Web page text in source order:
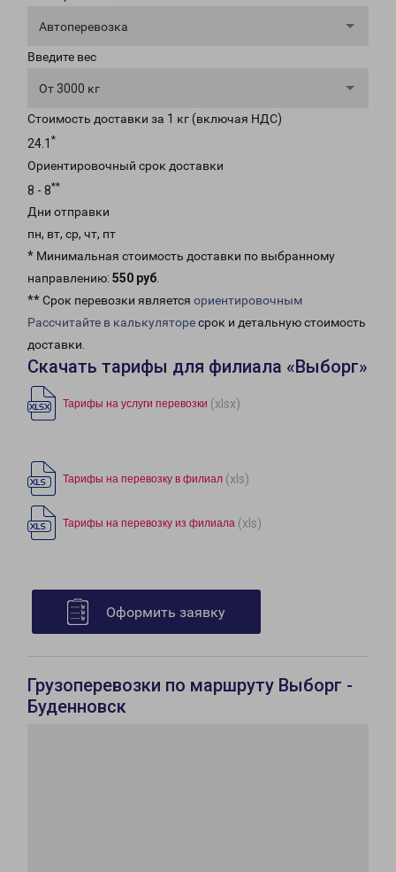
Автоперевозка
Введите вес
От 3000 кг
Стоимость доставки за 1 кг (включая НДС)
24.1 *
Ориентировочный срок доставки
8 - 8**
Дни отправки
пн, вт, ср, чт, пт
* Минимальная стоимость доставки по выбранному
направлению: 550 руб.
** Срок перевозки является ориентировочным
Рассчитайте в калькуляторесрок и детальную стоимость
доставки.
Скачать тарифы для филиала «Выборг»
Тарифы на услуги перевозки (xlsx)
Тарифы на перевозку в филиал (xls)
Тарифы на перевозку из филиала (xls)
Оформить заявку
Грузоперевозки по маршруту Выборг -
Буденновск